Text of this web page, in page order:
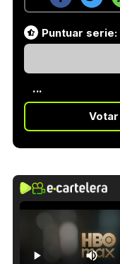
Puntuar serie:
...
Votar